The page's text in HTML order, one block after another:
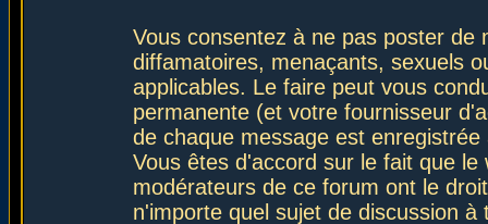
Vous consentez à ne pas poster de
diffamatoires, menaçants, sexuels
applicables. Le faire peut vous
permanente (et votre fournisseur
de chaque message est
Vous êtes d'accord sur le fait que
modérateurs de ce forum ont le
n'importe quel sujet de discussion